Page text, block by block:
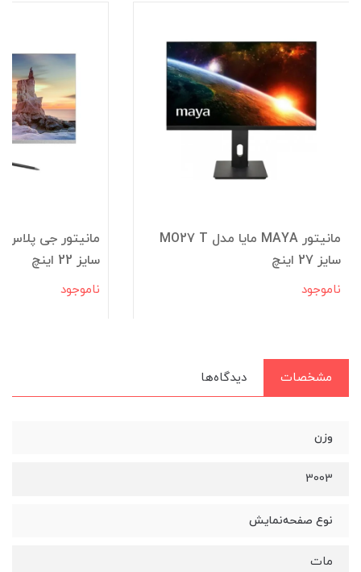
مانیتور MAYA مایا مدل MO27 T
سایز 27 اینچ
ناموجود
سایز 22 اینچ
ناموجود
مشخصات دیدگاه‌ها
وزن
3003
نوع صفحه‌نمایش
مات